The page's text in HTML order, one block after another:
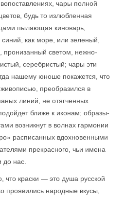
чары полной
будь то излюбленная
пылающая киноварь,
как море, или зеленый,
пронизанный светом, нежно-
серебристый; чары эти
нашему юноше покажется, что
живописью, преобразился в
линий, не отягченных
ближе к иконам; образы-
возникнут в волнах гармонии
расписанных вдохновенными
прекрасного, чьи имена
нас.
краски — это душа русской
проявились народные вкусы,